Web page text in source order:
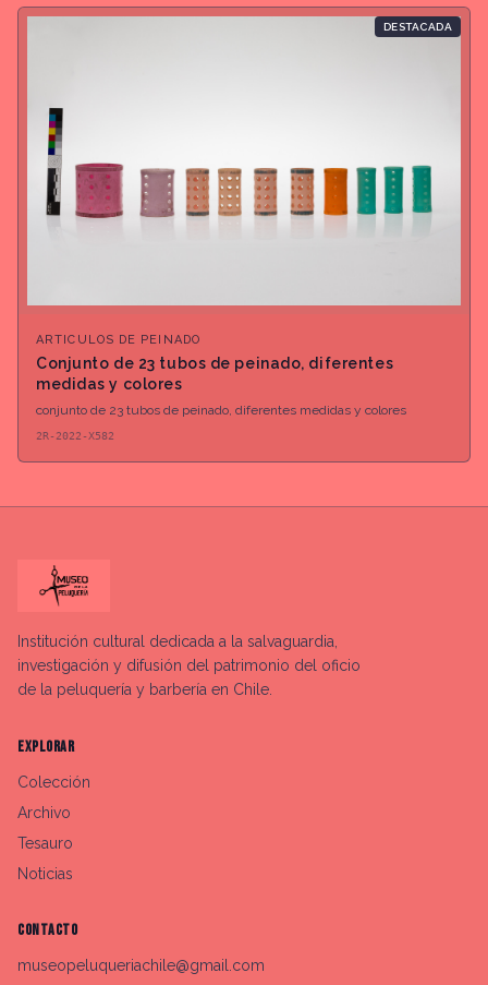
DESTACADA
ARTICULOS DE PEINADO
Conjunto de 23 tubos de peinado, diferentes
medidas y colores
conjunto de 23 tubos de peinado, diferentes medidas y colores
2R-2022-X582
Institución cultural dedicada a la salvaguardia,
investigación y difusión del patrimonio del oficio
de la peluquería y barbería en Chile.
EXPLORAR
Colección
Archivo
Tesauro
Noticias
CONTACTO
museopeluqueriachile@gmail.com